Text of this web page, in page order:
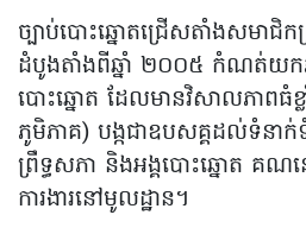
ច្បាប់បោះឆ្នោតជ្រើសតាំងសមាជិក
ដំបូងតាំងពីឆ្នាំ ២០០៥ កំណត់យ
បោះឆ្នោត ដែលមានវិសាលភាពធំខ្ល
ភូមិភាគ) បង្កជាឧបសគ្គដល់ទំនាក់
ព្រឹទ្ធសភា និងអង្គបោះឆ្នោត គណ
ការងារនៅមូលដ្ឋាន។